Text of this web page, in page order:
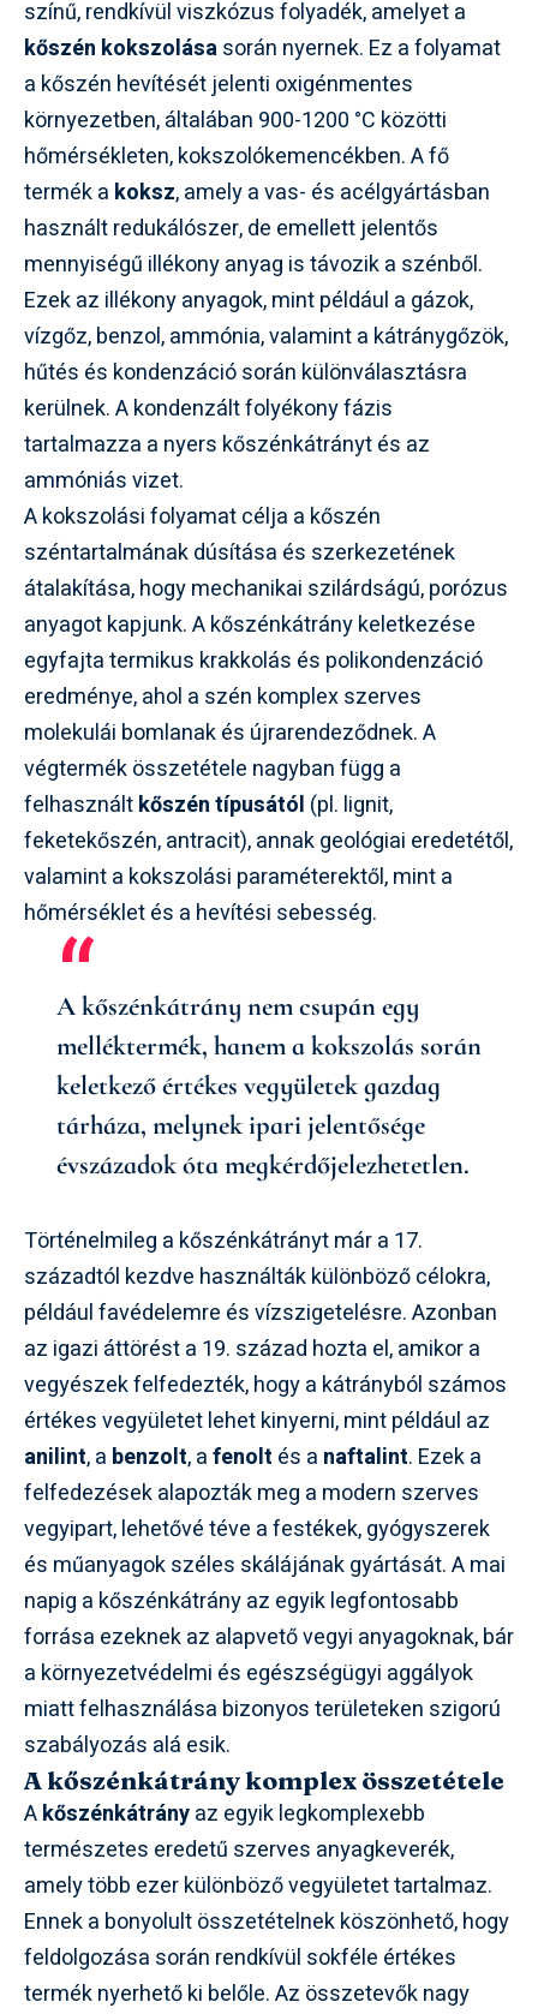
színű, rendkívül viszkózus folyadék, amelyet a
kőszén kokszolásasorán nyernek. Ez a folyamat
a kőszén hevítését jelenti oxigénmentes
környezetben, általában 900-1200 °C közötti
hőmérsékleten, kokszolókemencékben. A fő
termék a koksz, amely a vas- és acélgyártásban
használt redukálószer, de emellett jelentős
mennyiségű illékony anyag is távozik a szénből.
Ezek az illékony anyagok, mint például a gázok,
vízgőz, benzol, ammónia, valamint a kátránygőzök,
hűtés és kondenzáció során különválasztásra
kerülnek. A kondenzált folyékony fázis
tartalmazza a nyers kőszénkátrányt és az
ammóniás vizet.
A kokszolási folyamat célja a kőszén
széntartalmának dúsítása és szerkezetének
átalakítása, hogy mechanikai szilárdságú, porózus
anyagot kapjunk. A kőszénkátrány keletkezése
egyfajta termikus krakkolás és polikondenzáció
eredménye, ahol a szén komplex szerves
molekulái bomlanak és újrarendeződnek. A
végtermék összetétele nagyban függ a
felhasználtkőszén típusától (pl. lignit,
feketekőszén, antracit), annak geológiai eredetétől,
valamint a kokszolási paraméterektől, mint a
hőmérséklet és a hevítési sebesség.
A kőszénkátrány nem csupán egy
melléktermék, hanem a kokszolás során
keletkező értékes vegyületek gazdag
tárháza, melynek ipari jelentősége
évszázadok óta megkérdőjelezhetetlen.
Történelmileg a kőszénkátrányt már a 17.
századtól kezdve használták különböző célokra,
például favédelemre és vízszigetelésre. Azonban
az igazi áttörést a 19. század hozta el, amikor a
vegyészek felfedezték, hogy a kátrányból számos
értékes vegyületet lehet kinyerni, mint például az
anilint, a benzolt, afenolt és a naftalint. Ezek a
felfedezések alapozták meg a modern szerves
vegyipart, lehetővé téve a festékek, gyógyszerek
és műanyagok széles skálájának gyártását. A mai
napig a kőszénkátrány az egyik legfontosabb
forrása ezeknek az alapvető vegyi anyagoknak, bár
a környezetvédelmi és egészségügyi aggályok
miatt felhasználása bizonyos területeken szigorú
szabályozás alá esik.
A kőszénkátrány komplex összetétele
Akőszénkátrányaz egyik legkomplexebb
természetes eredetű szerves anyagkeverék,
amely több ezer különböző vegyületet tartalmaz.
Ennek a bonyolult összetételnek köszönhető, hogy
feldolgozása során rendkívül sokféle értékes
termék nyerhető ki belőle. Az összetevők nagy